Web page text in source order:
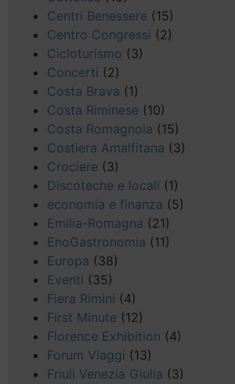
Centri Benessere (15)
Centro Congressi (2)
Cicloturismo (3)
Concerti (2)
Costa Brava (1)
Costa Riminese (10)
Costa Romagnola (15)
Costiera Amalfitana (3)
Crociere (3)
Discoteche e locali (1)
economia e finanza (5)
Emilia-Romagna (21)
EnoGastronomia (11)
Europa (38)
Eventi (35)
Fiera Rimini (4)
First Minute (12)
Florence Exhibition (4)
Forum Viaggi (13)
Friuli Venezia Giulia (3)